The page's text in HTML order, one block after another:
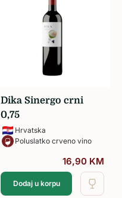
Dika Sinergo crni
0,75
Hrvatska
Poluslatko crveno vino
16,90 KM
Dodaj u korpu